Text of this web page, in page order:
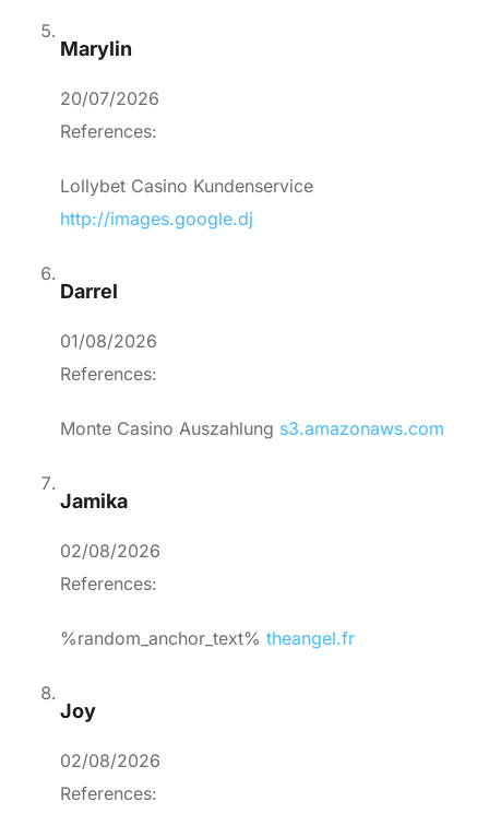
Marylin
20/07/2026
References:
Lollybet Casino Kundenservice
http://images.google.dj
Darrel
01/08/2026
References:
Monte Casino Auszahlung s3.amazonaws.com
Jamika
02/08/2026
References:
%random_anchor_text% theangel.fr
Joy
02/08/2026
References: